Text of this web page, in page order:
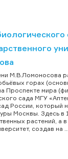
М.В.Ломоносова
горах
Проспекте мира
сада МГУ
России, который
Москвы. Здесь в
растений, а в
создав на ...